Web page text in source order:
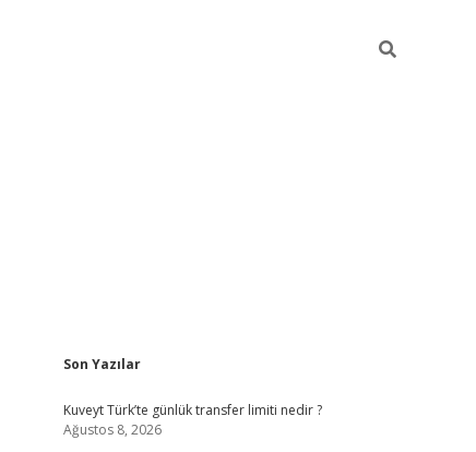
Sidebar
Son Yazılar
Kuveyt Türk’te günlük transfer limiti nedir ?
Ağustos 8, 2026